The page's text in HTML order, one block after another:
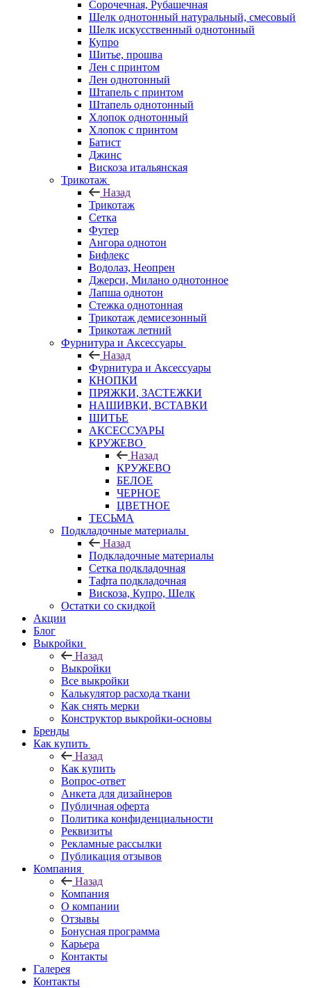
Сорочечная, Рубашечная
Шелк однотонный натуральный, смесовый
Шелк искусственный однотонный
Купро
Шитье, прошва
Лен с принтом
Лен однотонный
Штапель с принтом
Штапель однотонный
Хлопок однотонный
Хлопок с принтом
Батист
Джинс
Вискоза итальянская
Трикотаж
Назад
Трикотаж
Сетка
Футер
Ангора однотон
Бифлекс
Водолаз, Неопрен
Джерси, Милано однотонное
Лапша однотон
Стежка однотонная
Трикотаж демисезонный
Трикотаж летний
Фурнитура и Аксессуары
Назад
Фурнитура и Аксессуары
КНОПКИ
ПРЯЖКИ, ЗАСТЕЖКИ
НАШИВКИ, ВСТАВКИ
ШИТЬЕ
АКСЕССУАРЫ
КРУЖЕВО
Назад
КРУЖЕВО
БЕЛОЕ
ЧЕРНОЕ
ЦВЕТНОЕ
ТЕСЬМА
Подкладочные материалы
Назад
Подкладочные материалы
Сетка подкладочная
Тафта подкладочная
Вискоза, Купро, Шелк
Остатки со скидкой
Акции
Блог
Выкройки
Назад
Выкройки
Все выкройки
Калькулятор расхода ткани
Как снять мерки
Конструктор выкройки-основы
Бренды
Как купить
Назад
Как купить
Вопрос-ответ
Анкета для дизайнеров
Публичная оферта
Политика конфиденциальности
Реквизиты
Рекламные рассылки
Публикация отзывов
Компания
Назад
Компания
О компании
Отзывы
Бонусная программа
Карьера
Контакты
Галерея
Контакты